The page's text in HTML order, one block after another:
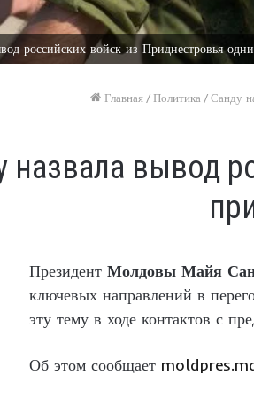
российских войск из Приднестровья
Главная/Политика/Санду
назвала вывод
Президент Молдовы Майя
ключевых направлений в
эту тему в ходе контактов с
Об этом сообщает